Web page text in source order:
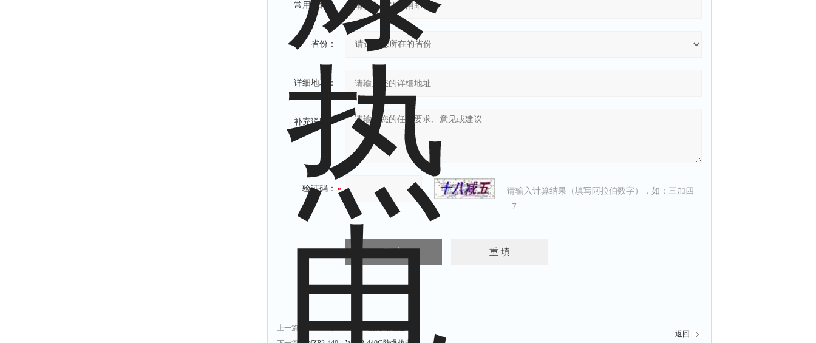
常用邮箱：
省份：
详细地址：
补充说明：
验证码：
请输入计算结果（填写阿拉伯数字），如：三加四
=7
上一篇：
返回